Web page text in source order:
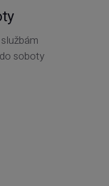
soboty